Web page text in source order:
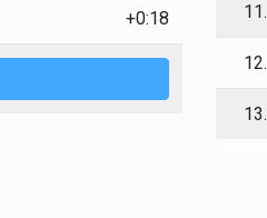
+0:18 11.
12.
13.